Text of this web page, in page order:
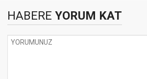
HABERE YORUM KAT